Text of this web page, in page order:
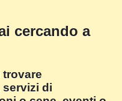
cercando a
di